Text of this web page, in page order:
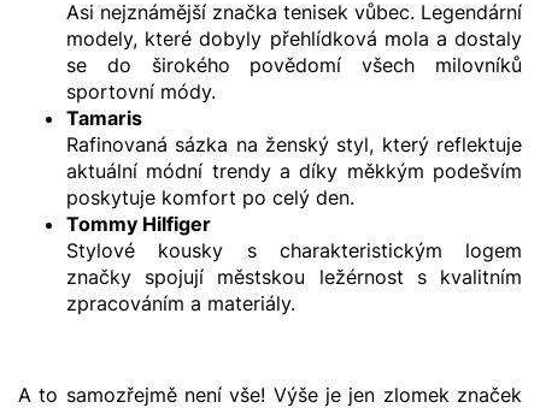
Asi nejznámější značka tenisek vůbec. Legendární
modely, které dobyly přehlídková mola a dostaly
se do širokého povědomí všech milovníků
sportovní módy.
Tamaris
Rafinovaná sázka na ženský styl, který reflektuje
aktuální módní trendy a díky měkkým podešvím
poskytuje komfort po celý den.
Tommy Hilfiger
Stylové kousky s charakteristickým logem
značky spojují městskou ležérnost s kvalitním
zpracováním a materiály.
A to samozřejmě není vše! Výše je jen zlomek značek